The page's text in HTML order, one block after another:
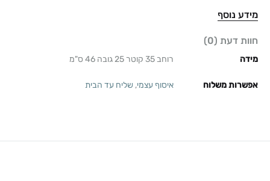
מידע נוסף
חוות דעת (0)
מידה רוחב 35 קוטר 25 גובה 46 ס"מ
אפשרות משלוח איסוף עצמי, שליח עד הבית